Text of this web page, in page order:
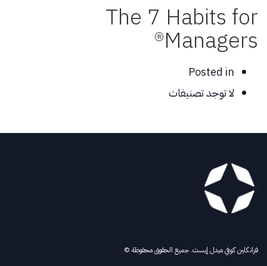
The 7 Habits for
Managers®
Posted in
لا توجد تصنيفات
فرانكلين كوفي ميدل إيست. جميع الحقوق محفوظة ©